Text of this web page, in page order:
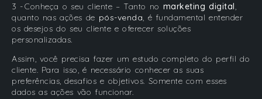
3 - Conheça o seu cliente – Tanto no marketing digital,
quanto nas ações de pós-venda, é fundamental entender
os desejos do seu cliente e oferecer soluções
personalizadas.
Assim, você precisa fazer um estudo completo do perfil do
cliente. Para isso, é necessário conhecer as suas
preferências, desafios e objetivos. Somente com esses
dados as ações vão funcionar.